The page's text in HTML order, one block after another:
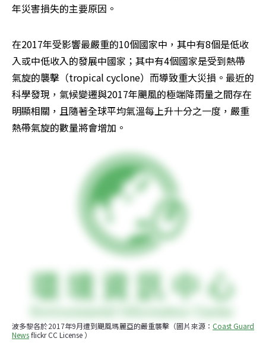
年災害損失的主要原因。
在2017年受影響最嚴重的10個國家中，其中有8個是低收
入或中低收入的發展中國家；其中有4個國家是受到熱帶
氣旋的襲擊（tropical cyclone）而導致重大災損。最近的
科學發現，氣候變遷與2017年颶風的極端降雨量之間存在
明顯相關，且隨著全球平均氣溫每上升十分之一度，嚴重
熱帶氣旋的數量將會增加。
波多黎各於2017年9月遭到颶風瑪麗亞的嚴重襲擊（圖片來源： Coast Guard
News flickr CC License ）